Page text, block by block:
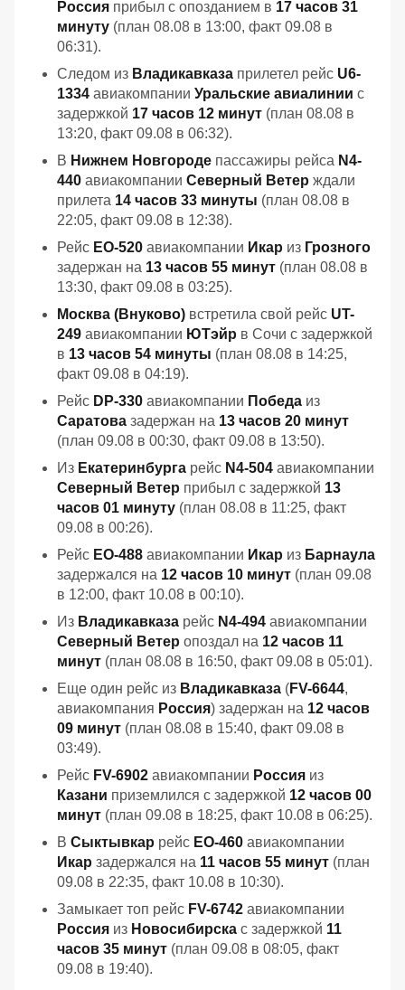
Россия прибыл с опозданием в 17 часов 31
минуту (план 08.08 в 13:00, факт 09.08 в
06:31).
Следом из Владикавказа прилетел рейс U6-
1334 авиакомпании Уральские авиалинии с
задержкой 17 часов 12 минут (план 08.08 в
13:20, факт 09.08 в 06:32).
В Нижнем Новгороде пассажиры рейса N4-
440 авиакомпании Северный Ветер ждали
прилета 14 часов 33 минуты (план 08.08 в
22:05, факт 09.08 в 12:38).
Рейс EO-520 авиакомпании Икар из Грозного
задержан на 13 часов 55 минут (план 08.08 в
13:30, факт 09.08 в 03:25).
Москва (Внуково) встретила свой рейс UT-
249 авиакомпании ЮТэйр в Сочи с задержкой
в 13 часов 54 минуты (план 08.08 в 14:25,
факт 09.08 в 04:19).
Рейс DP-330 авиакомпании Победа из
Саратова задержан на 13 часов 20 минут
(план 09.08 в 00:30, факт 09.08 в 13:50).
Из Екатеринбурга рейс N4-504 авиакомпании
Северный Ветер прибыл с задержкой 13
часов 01 минуту (план 08.08 в 11:25, факт
09.08 в 00:26).
Рейс EO-488 авиакомпании Икар из Барнаула
задержался на 12 часов 10 минут (план 09.08
в 12:00, факт 10.08 в 00:10).
Из Владикавказа рейс N4-494 авиакомпании
Северный Ветер опоздал на 12 часов 11
минут (план 08.08 в 16:50, факт 09.08 в 05:01).
Еще один рейс из Владикавказа (FV-6644,
авиакомпания Россия) задержан на 12 часов
09 минут (план 08.08 в 15:40, факт 09.08 в
03:49).
Рейс FV-6902 авиакомпании Россия из
Казани приземлился с задержкой 12 часов 00
минут (план 09.08 в 18:25, факт 10.08 в 06:25).
В Сыктывкар рейс EO-460 авиакомпании
Икар задержался на 11 часов 55 минут (план
09.08 в 22:35, факт 10.08 в 10:30).
Замыкает топ рейс FV-6742 авиакомпании
Россия из Новосибирска с задержкой 11
часов 35 минут (план 09.08 в 08:05, факт
09.08 в 19:40).